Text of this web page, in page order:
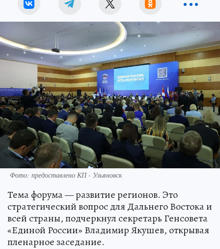
Фото: предоставлено КП - Ульяновск
Тема форума — развитие регионов. Это
стратегический вопрос для Дальнего Востока и
всей страны, подчеркнул секретарь Генсовета
«Единой России» Владимир Якушев, открывая
пленарное заседание.